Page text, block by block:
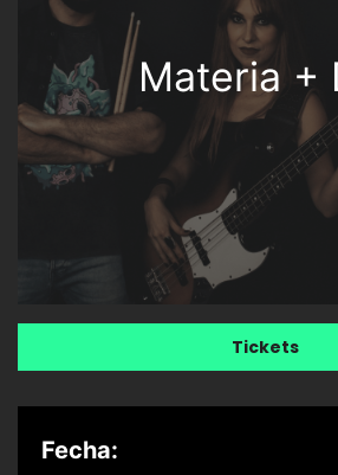
Materia +
Tickets
Fecha: